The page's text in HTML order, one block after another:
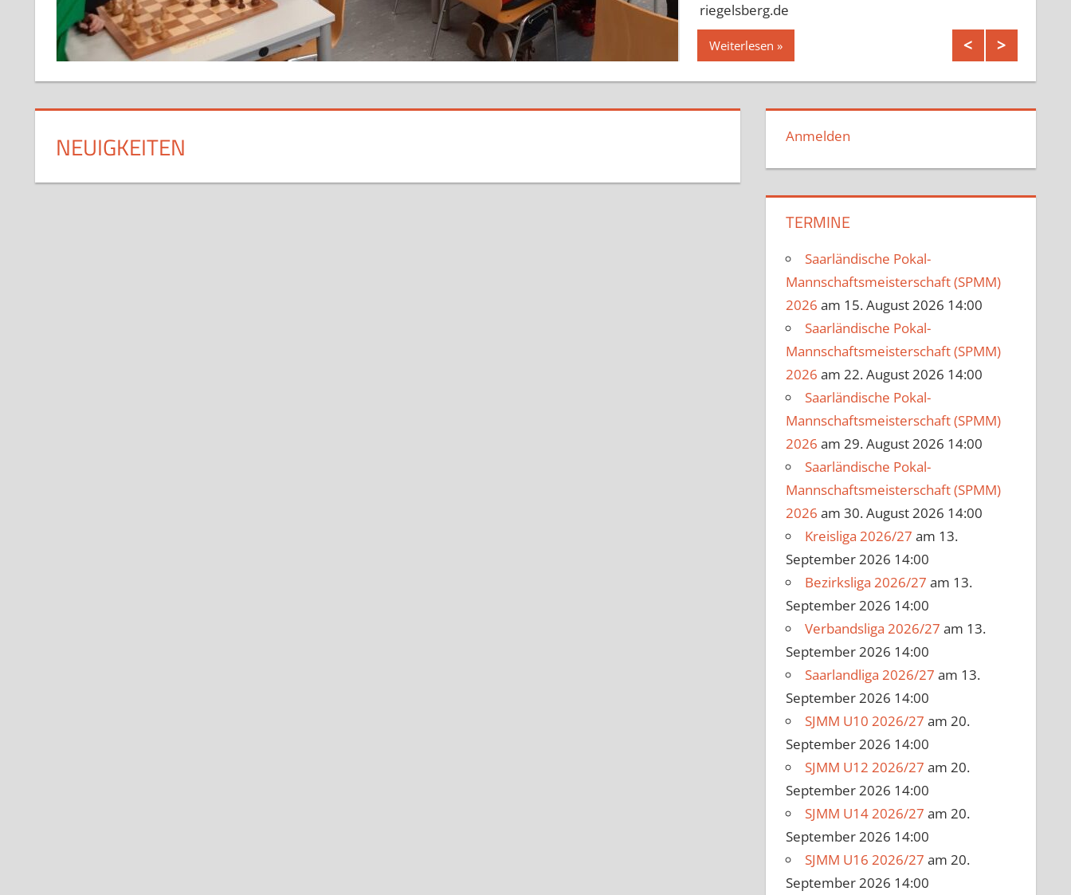
riegelsberg.de
Weiterlesen
NEUIGKEITEN Anmelden
TERMINE
Saarländische Pokal-
Mannschaftsmeisterschaft (SPMM)
2026 am 15. August 2026 14:00
Saarländische Pokal-
Mannschaftsmeisterschaft (SPMM)
2026 am 22. August 2026 14:00
Saarländische Pokal-
Mannschaftsmeisterschaft (SPMM)
2026 am 29. August 2026 14:00
Saarländische Pokal-
Mannschaftsmeisterschaft (SPMM)
2026 am 30. August 2026 14:00
Kreisliga 2026/27 am 13.
September 2026 14:00
Bezirksliga 2026/27 am 13.
September 2026 14:00
Verbandsliga 2026/27 am 13.
September 2026 14:00
Saarlandliga 2026/27 am 13.
September 2026 14:00
SJMM U10 2026/27 am 20.
September 2026 14:00
SJMM U12 2026/27 am 20.
September 2026 14:00
SJMM U14 2026/27 am 20.
September 2026 14:00
SJMM U16 2026/27 am 20.
September 2026 14:00